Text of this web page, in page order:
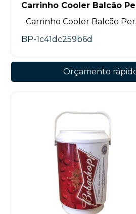
Carrinho Cooler Balcão
Carrinho Cooler Balcão
BP-1c41dc259b6d
Orçamento